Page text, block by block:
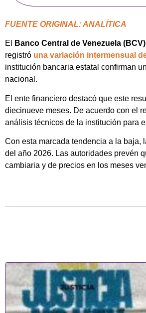
FUENTE ORIGINAL: ANALÍTICA
El Banco Central de Venezuela (BCV)
registró una variación intermensual
institución bancaria estatal confirman
nacional.
El ente financiero destacó que este
diecinueve meses. De acuerdo con el
análisis técnicos de la institución para
Con esta marcada tendencia a la baja,
del año 2026. Las autoridades prevén
cambiaria y de precios en los meses